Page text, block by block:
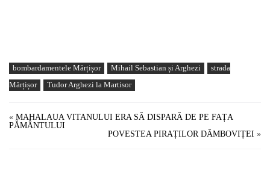
bombardamentele Mărțișor Mihail Sebastian și Arghezi
strada
Mărțișor
Tudor Arghezi la Martisor
« MAHALAUA VITANULUI ERA SĂ DISPARĂ DE PE FAȚA
PĂMÂNTULUI
POVESTEA PIRAȚILOR DÂMBOVIȚEI »